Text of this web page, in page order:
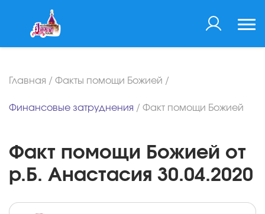
Главная / Факты помощи Божией /
Финансовые затруднения / Факт помощи Божией
Факт помощи Божией от
р.Б. Анастасия 30.04.2020